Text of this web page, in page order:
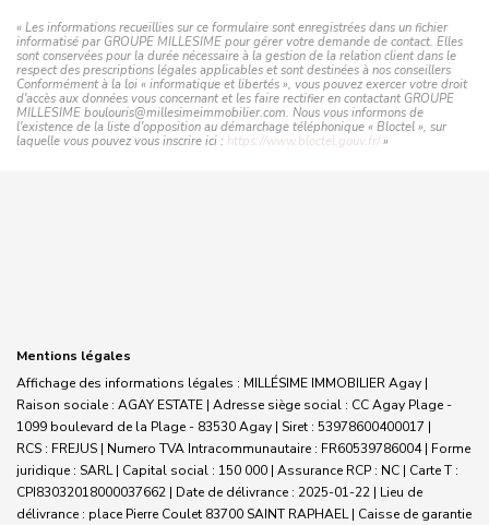
« Les informations recueillies sur ce formulaire sont enregistrées dans un fichier
informatisé par GROUPE MILLESIME pour gérer votre demande de contact. Elles
sont conservées pour la durée nécessaire à la gestion de la relation client dans le
respect des prescriptions légales applicables et sont destinées à nos conseillers
Conformément à la loi « informatique et libertés », vous pouvez exercer votre droit
d'accès aux données vous concernant et les faire rectifier en contactant GROUPE
MILLESIME boulouris@millesimeimmobilier.com. Nous vous informons de
l'existence de la liste d'opposition au démarchage téléphonique « Bloctel », sur
laquelle vous pouvez vous inscrire ici : https://www.bloctel.gouv.fr/»
Mentions légales
Affichage des informations légales : MILLÉSIME IMMOBILIER Agay |
Raison sociale : AGAY ESTATE | Adresse siège social : CC Agay Plage -
1099 boulevard de la Plage - 83530 Agay | Siret : 53978600400017 |
RCS : FREJUS | Numero TVA Intracommunautaire : FR60539786004 | Forme
juridique : SARL | Capital social : 150 000 | Assurance RCP : NC | Carte T :
CPI83032018000037662 | Date de délivrance : 2025-01-22 | Lieu de
délivrance : place Pierre Coulet 83700 SAINT RAPHAEL | Caisse de garantie